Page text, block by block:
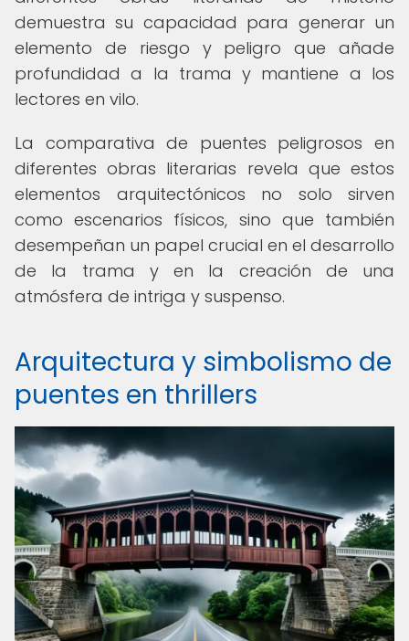
demuestra su capacidad para generar un
elemento de riesgo y peligro que añade
profundidad a la trama y mantiene a los
lectores en vilo.
La comparativa de puentes peligrosos en
diferentes obras literarias revela que estos
elementos arquitectónicos no solo sirven
como escenarios físicos, sino que también
desempeñan un papel crucial en el desarrollo
de la trama y en la creación de una
atmósfera de intriga y suspenso.
Arquitectura y simbolismo de
puentes en thrillers